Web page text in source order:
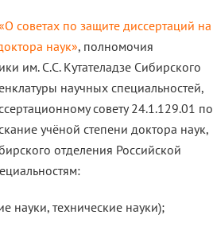
по защите диссертаций на
наук», полномочия
им. С.С. Кутателадзе Сибирского
научных специальностей,
совету 24.1.129.01 по
учёной степени доктора наук,
отделения Российской
науки, технические науки);